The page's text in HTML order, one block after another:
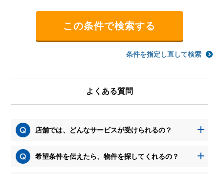
条件を指定し直して検索
よくある質問
店舗では、どんなサービスが受けられるの？
希望条件を伝えたら、物件を探してくれるの？